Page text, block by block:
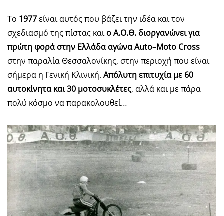
Το 1977είναι αυτός που βάζει την ιδέα και τον
σχεδιασμό της πίστας καιο Α.Ο.Θ. διοργανώνει για
πρώτη φορά στην Ελλάδα αγώναAuto–Moto Cross
στην παραλία Θεσσαλονίκης, στην περιοχή που είναι
σήμερα η Γενική Κλινική. Απόλυτη επιτυχία με 60
αυτοκίνητα και 30 μοτοσυκλέτες, αλλά και με πάρα
πολύ κόσμο να παρακολουθεί…